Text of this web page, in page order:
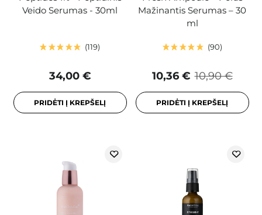
Veido Serumas - 30ml
119
34,00 €
PRIDĖTI Į KREPŠELĮ
Mažinantis Serumas – 30
ml
90
10,90 €
10,36 €
PRIDĖTI Į KREPŠELĮ